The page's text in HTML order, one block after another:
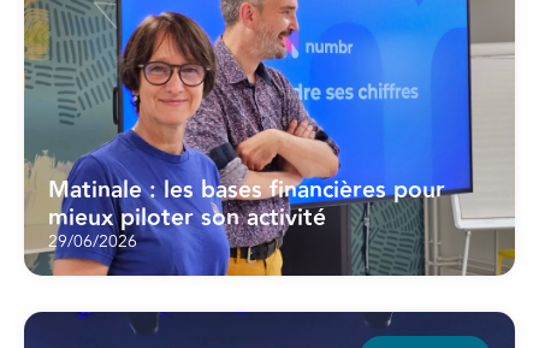
Matinale : les bases financières pour
mieux piloter son activité
29/06/2026